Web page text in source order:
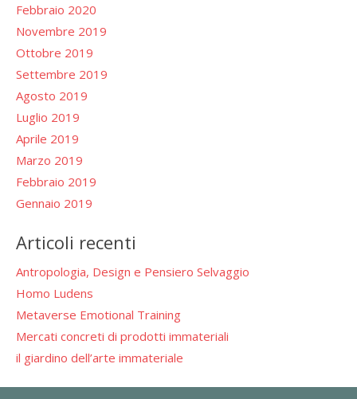
Febbraio 2020
Novembre 2019
Ottobre 2019
Settembre 2019
Agosto 2019
Luglio 2019
Aprile 2019
Marzo 2019
Febbraio 2019
Gennaio 2019
Articoli recenti
Antropologia, Design e Pensiero Selvaggio
Homo Ludens
Metaverse Emotional Training
Mercati concreti di prodotti immateriali
il giardino dell’arte immateriale